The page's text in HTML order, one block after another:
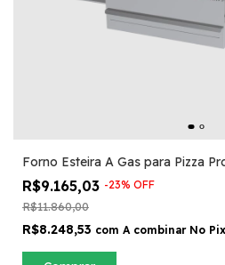
Forno Esteira A Gas para Pizza
R$9.165,03 -23% OFF
R$11.860,00
R$8.248,53 com A combinar No Pix